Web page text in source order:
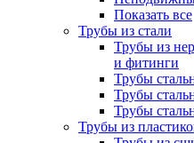
Показать все
Трубы из стали
Трубы из
и фитинги
Трубы
Трубы
Трубы
Трубы из